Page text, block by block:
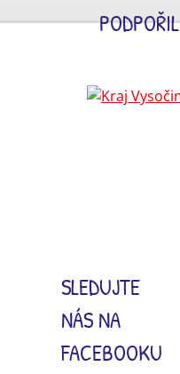
PODPOŘIL
SLEDUJTE
NÁS NA
FACEBOOKU